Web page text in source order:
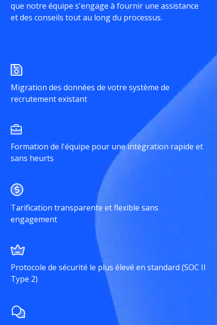
que notre équipe s'engage à fournir une assistance
et des conseils tout au long du processus.
Migration des données de votre système de
recrutement existant
Formation de l'équipe pour une intégration rapide et
sans heurts
Tarification transparente et flexible sans
engagement
Protocole de sécurité le plus élevé en standard (SOC II
Type 2)